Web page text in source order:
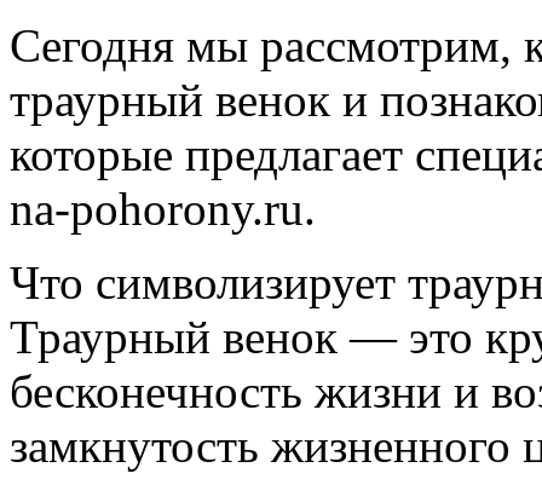
Сегодня мы рассмотрим,
траурный венок и
которые предлагает
na-pohorony.ru.
Что символизирует
Траурный венок — это
бесконечность жизни и
замкнутость жизненного